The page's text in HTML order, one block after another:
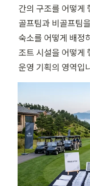
간의 구조를 어떻게
골프팀과 비골프팀
숙소를 어떻게 배정
조트 시설을 어떻게
운영 기획의 영역입